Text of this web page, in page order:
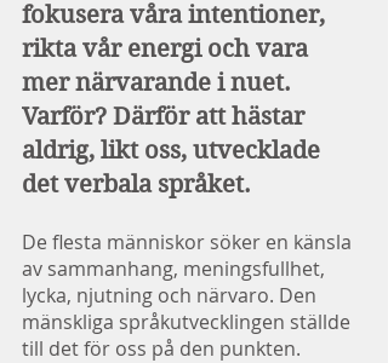
fokusera våra intentioner,
rikta vår energi och vara
mer närvarande i nuet.
Varför? Därför att hästar
aldrig, likt oss, utvecklade
det verbala språket.
De flesta människor söker en känsla
av sammanhang, meningsfullhet,
lycka, njutning och närvaro. Den
mänskliga språkutvecklingen ställde
till det för oss på den punkten.